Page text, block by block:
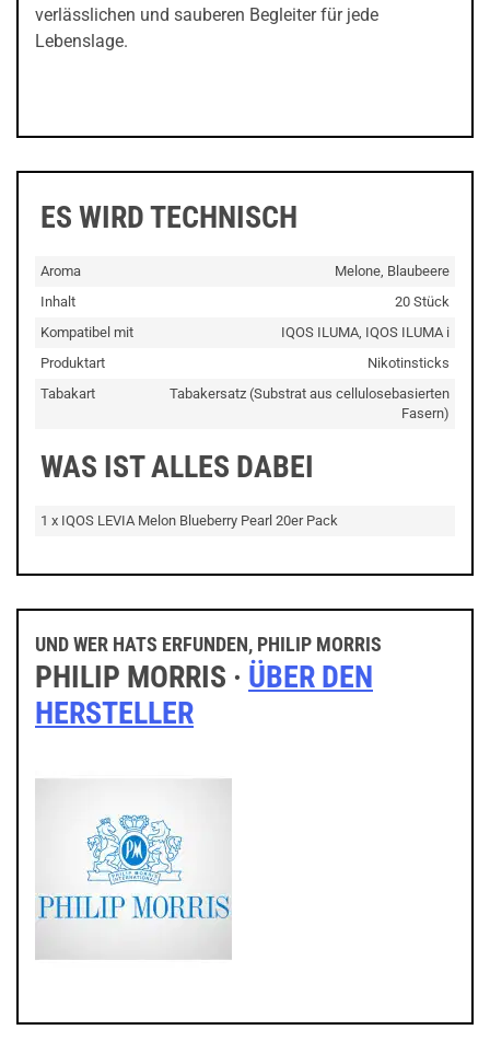
verlässlichen und sauberen Begleiter für jede
Lebenslage.
ES WIRD TECHNISCH
Aroma
Melone, Blaubeere
Inhalt
20 Stück
Kompatibel mit
IQOS ILUMA, IQOS ILUMA i
Produktart
Nikotinsticks
Tabakart
Tabakersatz (Substrat aus cellulosebasierten
Fasern)
WAS IST ALLES DABEI
1 x IQOS LEVIA Melon Blueberry Pearl 20er Pack
UND WER HATS ERFUNDEN, PHILIP MORRIS
PHILIP MORRIS · ÜBER DEN
HERSTELLER